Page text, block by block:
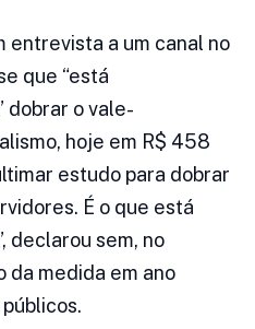
entrevista a um canal no
que “está
dobrar o vale-
hoje em R$ 458
estudo para dobrar
É o que está
declarou sem, no
da medida em ano